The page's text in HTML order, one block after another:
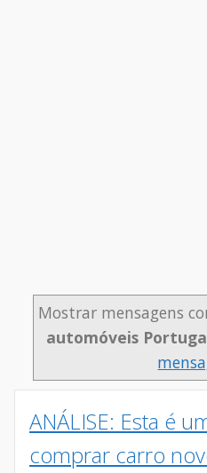
Mostrar mensagens
automóveis
ANÁLISE: Esta é
comprar carro